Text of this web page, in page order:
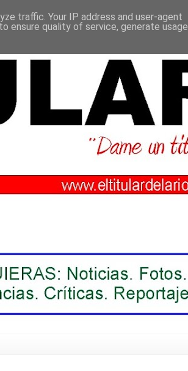
traffic. Your IP address and user-agent
ensure quality of service, generate usage